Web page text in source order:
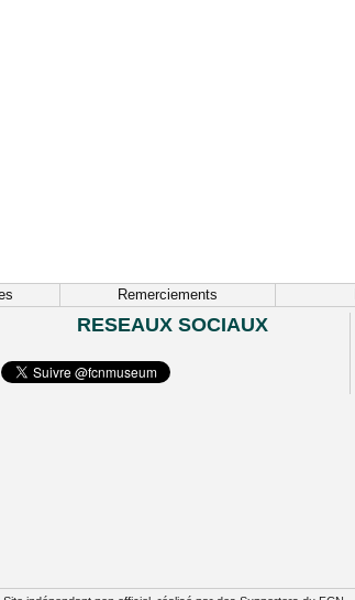
Remerciements
RESEAUX SOCIAUX